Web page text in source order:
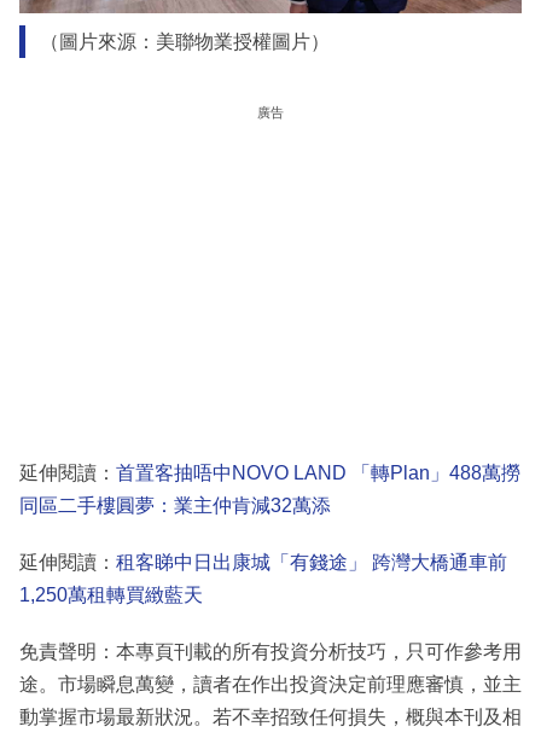
（圖片來源：美聯物業授權圖片）
廣告
延伸閱讀： 首置客抽唔中NOVO LAND 「轉Plan」488萬撈
同區二手樓圓夢：業主仲肯減32萬添
延伸閱讀： 租客睇中日出康城「有錢途」 跨灣大橋通車前
1,250萬租轉買緻藍天
免責聲明：本專頁刊載的所有投資分析技巧，只可作參考用
途。市場瞬息萬變，讀者在作出投資決定前理應審慎，並主
動掌握市場最新狀況。若不幸招致任何損失，概與本刊及相